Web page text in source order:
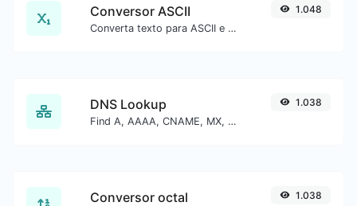
Conversor ASCII
Converta texto para ASCII e o contrário para qualquer entrada de string.
1.048
DNS Lookup
Find A, AAAA, CNAME, MX, NS, TXT, SOA DNS records of a host.
1.038
Conversor octal 1.038